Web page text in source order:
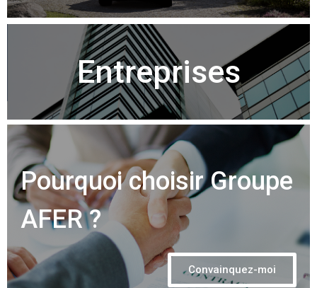
Entreprises
Pourquoi choisir Groupe
AFER ?
Convainquez-moi